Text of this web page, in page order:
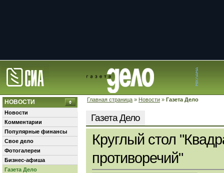
Главная страница » Новости » Газета Дело
НОВОСТИ
Новости
Комментарии
Популярные финансы
Свое дело
Фотогалереи
Бизнес-афиша
Газета Дело
Газета Дело
Круглый стол
противоречий"